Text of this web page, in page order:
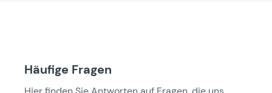
Häufige Fragen